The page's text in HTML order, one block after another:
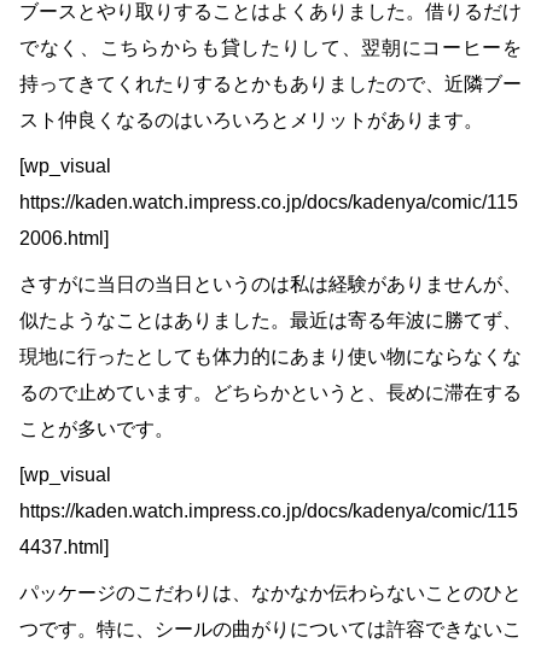
ブースとやり取りすることはよくありました。借りるだけ
でなく、こちらからも貸したりして、翌朝にコーヒーを
持ってきてくれたりするとかもありましたので、近隣ブー
スト仲良くなるのはいろいろとメリットがあります。
[wp_visual
https://kaden.watch.impress.co.jp/docs/kadenya/comic/115
2006.html]
さすがに当日の当日というのは私は経験がありませんが、
似たようなことはありました。最近は寄る年波に勝てず、
現地に行ったとしても体力的にあまり使い物にならなくな
るので止めています。どちらかというと、長めに滞在する
ことが多いです。
[wp_visual
https://kaden.watch.impress.co.jp/docs/kadenya/comic/115
4437.html]
パッケージのこだわりは、なかなか伝わらないことのひと
つです。特に、シールの曲がりについては許容できないこ